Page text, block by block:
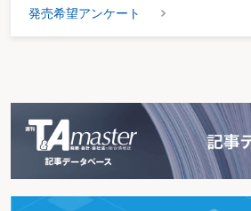
発売希望アンケート